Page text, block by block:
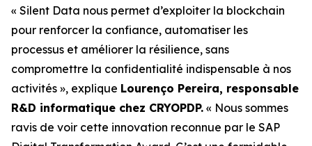
« Silent Data nous permet d’exploiter la blockchain
pour renforcer la confiance, automatiser les
processus et améliorer la résilience, sans
compromettre la confidentialité indispensable à nos
activités », explique Lourenço Pereira, responsable
R&D informatique chez CRYOPDP. « Nous sommes
ravis de voir cette innovation reconnue par le SAP